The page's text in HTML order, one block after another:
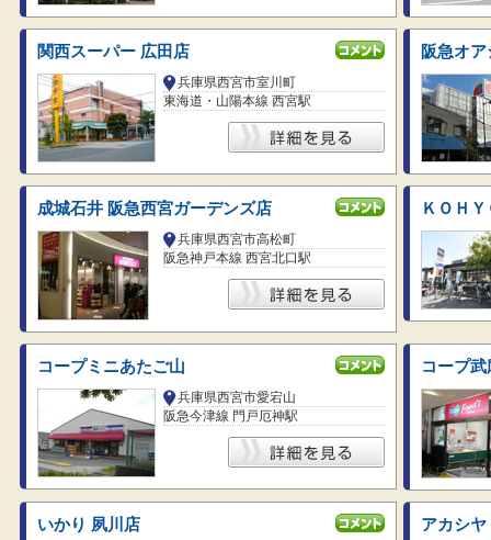
関西スーパー 広田店
兵庫県西宮市室川町
東海道・山陽本線 西宮駅
阪急オ
成城石井 阪急西宮ガーデンズ店
兵庫県西宮市高松町
阪急神戸本線 西宮北口駅
ＫＯＨ
コープミニあたご山
兵庫県西宮市愛宕山
阪急今津線 門戸厄神駅
コープ武
いかり 夙川店 アカシ